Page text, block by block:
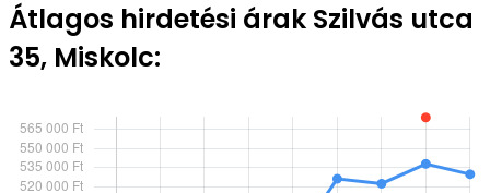
Átlagos hirdetési árak Szilvás utca
35, Miskolc: